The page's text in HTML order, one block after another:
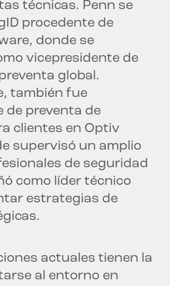
técnicas. Penn se
procedente de
donde se
vicepresidente de
global.
también fue
de preventa de
clientes en Optiv
supervisó un amplio
de seguridad
como líder técnico
estrategias de
actuales tienen la
al entorno en